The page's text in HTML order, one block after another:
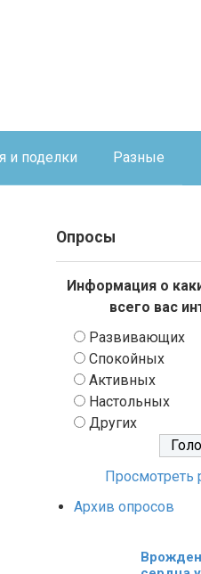
и поделки Разные
Опросы
Информация о
всего вас
Развивающих
Спокойных
Активных
Настольных
Других
Просмотреть
Архив опросов